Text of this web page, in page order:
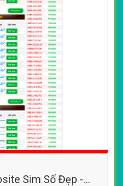
Sim Số Đẹp -